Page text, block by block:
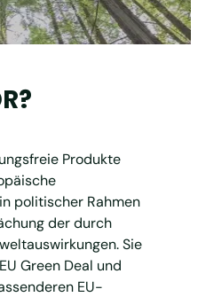
Produkte
politischer Rahmen
der durch
Sie
Green Deal und
EU-